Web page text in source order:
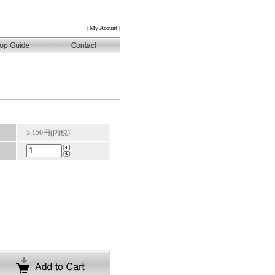
| My Acount |
3,150円(内税)